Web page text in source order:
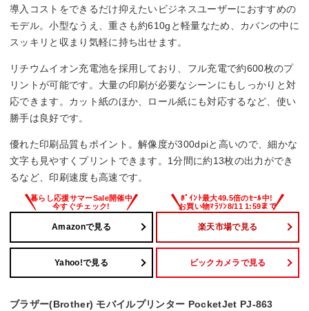
0.61 kg
導入コストをできるだけ抑えたいビジネスユーザーにおすすめの
モデル。小型なうえ、重さも約610gと軽量なため、カバンの中に
スッキリと収まり気軽に持ち出せます。
リチウムイオン充電池を採用しており、フル充電で約600枚のプ
リントが可能です。大量の印刷が必要なシーンにもしっかりと対
応できます。カット紙のほか、ロール紙にも対応するなど、使い
勝手は良好です。
優れた印刷品質もポイント。解像度が300dpiと高いので、細かな
文字も見やすくプリントできます。1分間に約13枚の出力ができ
るなど、印刷速度も高速です。
Amazonで見る 楽天市場で見る
Yahoo!で見る ビックカメラで見る
ブラザー(Brother) モバイルプリンター PocketJet PJ-863